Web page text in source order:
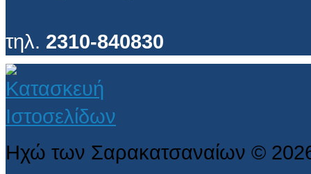
τηλ. 2310-840830
Ηχώ των Σαρακατσαναίων ©